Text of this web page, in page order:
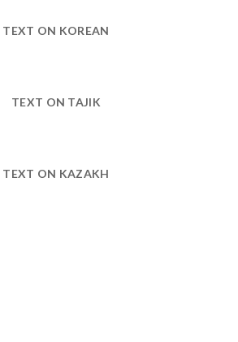
TEXT ON KOREAN
TEXT ON TAJIK
TEXT ON KAZAKH